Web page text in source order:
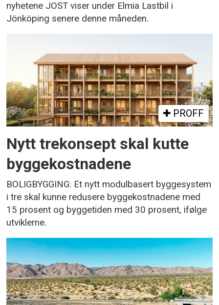
nyhetene JOST viser under Elmia Lastbil i
Jönköping senere denne måneden.
PROFF
Nytt trekonsept skal kutte
byggekostnadene
BOLIGBYGGING: Et nytt modulbasert byggesystem
i tre skal kunne redusere byggekostnadene med
15 prosent og byggetiden med 30 prosent, ifølge
utviklerne.